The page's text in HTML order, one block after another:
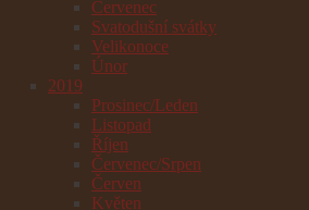
Červenec
Svatodušní svátky
Velikonoce
Únor
2019
Prosinec/Leden
Listopad
Říjen
Červenec/Srpen
Červen
Květen